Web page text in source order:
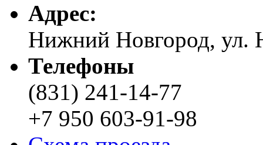
Адреc:
Нижний Новгород, ул.
Телефоны
(831) 241-14-77
+7 950 603-91-98